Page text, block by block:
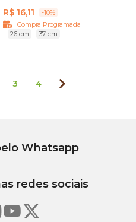
R$ 16,11
-10%
Compra Programada
26 cm
37 cm
3 4
Whatsapp
redes sociais